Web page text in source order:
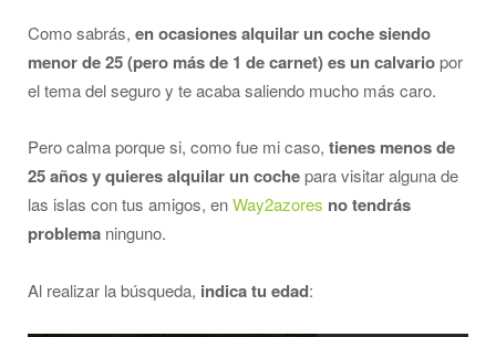
Como sabrás, en ocasiones alquilar un coche siendo
menor de 25 (pero más de 1 de carnet) es un calvariopor
el tema del seguro y te acaba saliendo mucho más caro.
Pero calma porque si, como fue mi caso, tienes menos de
25 años y quieres alquilar un cochepara visitar alguna de
las islas con tus amigos, enWay2azores no tendrás
problema ninguno.
Al realizar la búsqueda, indica tu edad: